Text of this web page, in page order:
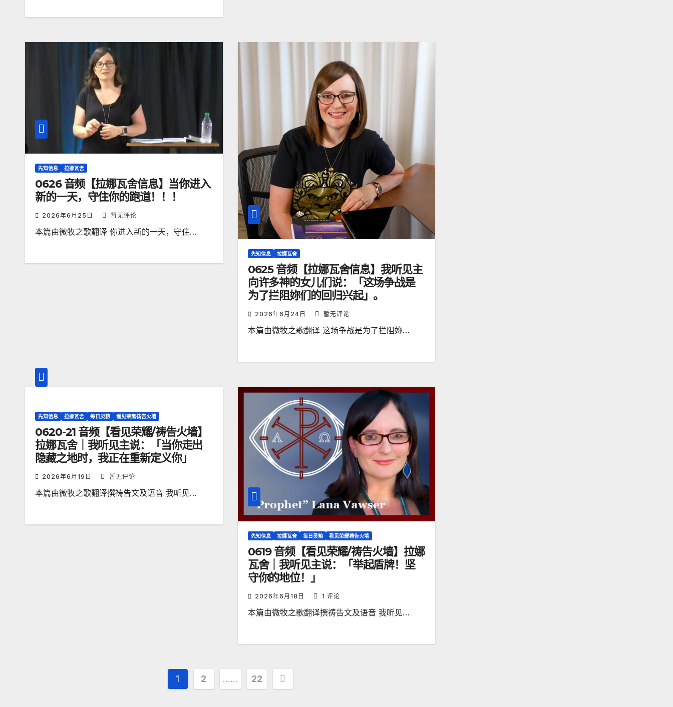
先知信息 拉娜瓦舍
0626 音频【拉娜瓦舍信息】当你进入
新的一天，守住你的跑道！！！
2026年6月25日 暂无评论
本篇由微牧之歌翻译 你进入新的一天，守住…
先知信息 拉娜瓦舍
0625 音频【拉娜瓦舍信息】我听见主
向许多神的女儿们说：「这场争战是
为了拦阻妳们的回归兴起」。
2026年6月24日 暂无评论
本篇由微牧之歌翻译 这场争战是为了拦阻妳…
先知信息 拉娜瓦舍 每日灵粮 看见荣耀祷告火墙
0620-21 音频【看见荣耀/祷告火墙】
拉娜瓦舍｜我听见主说：「当你走出
隐藏之地时，我正在重新定义你」
2026年6月19日 暂无评论
本篇由微牧之歌翻译撰祷告文及语音 我听见…
先知信息 拉娜瓦舍 每日灵粮 看见荣耀祷告火墙
0619 音频【看见荣耀/祷告火墙】拉娜
瓦舍｜我听见主说：「举起盾牌！坚
守你的地位！」
2026年6月18日 1 评论
本篇由微牧之歌翻译撰祷告文及语音 我听见…
文
1 2 …… 22